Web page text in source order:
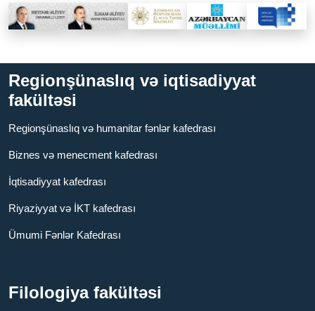
Regionşünaslıq və iqtisadiyyat
fakültəsi
Regionşünaslıq və humanitar fənlər kafedrası
Biznes və menecment kafedrası
İqtisadiyyat kafedrası
Riyaziyyat və İKT kafedrası
Ümumi Fənlər Kafedrası
Filologiya fakültəsi